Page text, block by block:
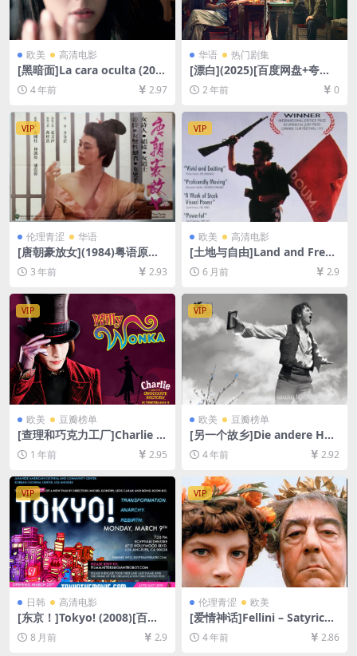
欧美 高清电影
[黑暗面]La cara oculta (201
1)[百度网盘+迅雷云盘资源10
80P超清未删减][MP4/5.8GB]
4 年前 2.97
华语 热门剧集
[漂白](2025)[百度网盘+夸克
网盘1080P/4K超清未删减资
源][网盘在线播放/下载][MP4/
2 年前 0
VIP
伦理青涩 华语
[唐朝豪放女](1984)粤语原声
&国语配音[百度网盘+迅雷云
盘资源1080P超清未删减][MP
4/5.6GB][中文字幕]
3 年前 2.93
VIP
欧美 高清电影
[土地与自由]Land and Freed
om (1995)[百度网盘+夸克网
盘1080P超清未删减资源][网
盘在线播放/下载][MP4/6.8G
B][中文字幕]
6 月前 2.9
VIP
欧美 豆瓣榜单
[查理和巧克力工厂]Charlie a
nd the Chocolate Factory
(2005)[百度网盘+夸克网盘10
80P超清未删减资源][网盘在
线播放/下载][MP4/7.5GB][中
英字幕]
1 年前 2.95
VIP
欧美 豆瓣榜单
[另一个故乡]Die andere Hei
mat – Chronik einer Sehns
ucht (2013)[百度网盘+迅雷云
盘资源1080P超清未删减][MP
4/15GB][中文字幕]
4 年前 2.92
VIP
日韩 高清电影
[东京！]Tokyo! (2008)[百度
网盘+夸克网盘1080P超清未
删减资源][网盘在线播放/下
8 月前 2.9
VIP
伦理青涩 欧美
[爱情神话]Fellini – Satyricon
(1969)[百度网盘+迅雷云盘资
源1080P超清未删减][MP4/8.
4 年前 2.86